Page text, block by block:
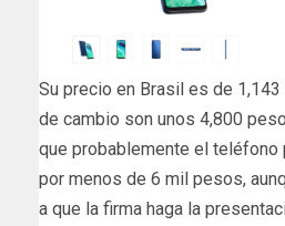
Su precio en Brasil es de
de cambio son unos 4,800
que probablemente el teléfono
por menos de 6 mil pesos,
a que la firma haga la